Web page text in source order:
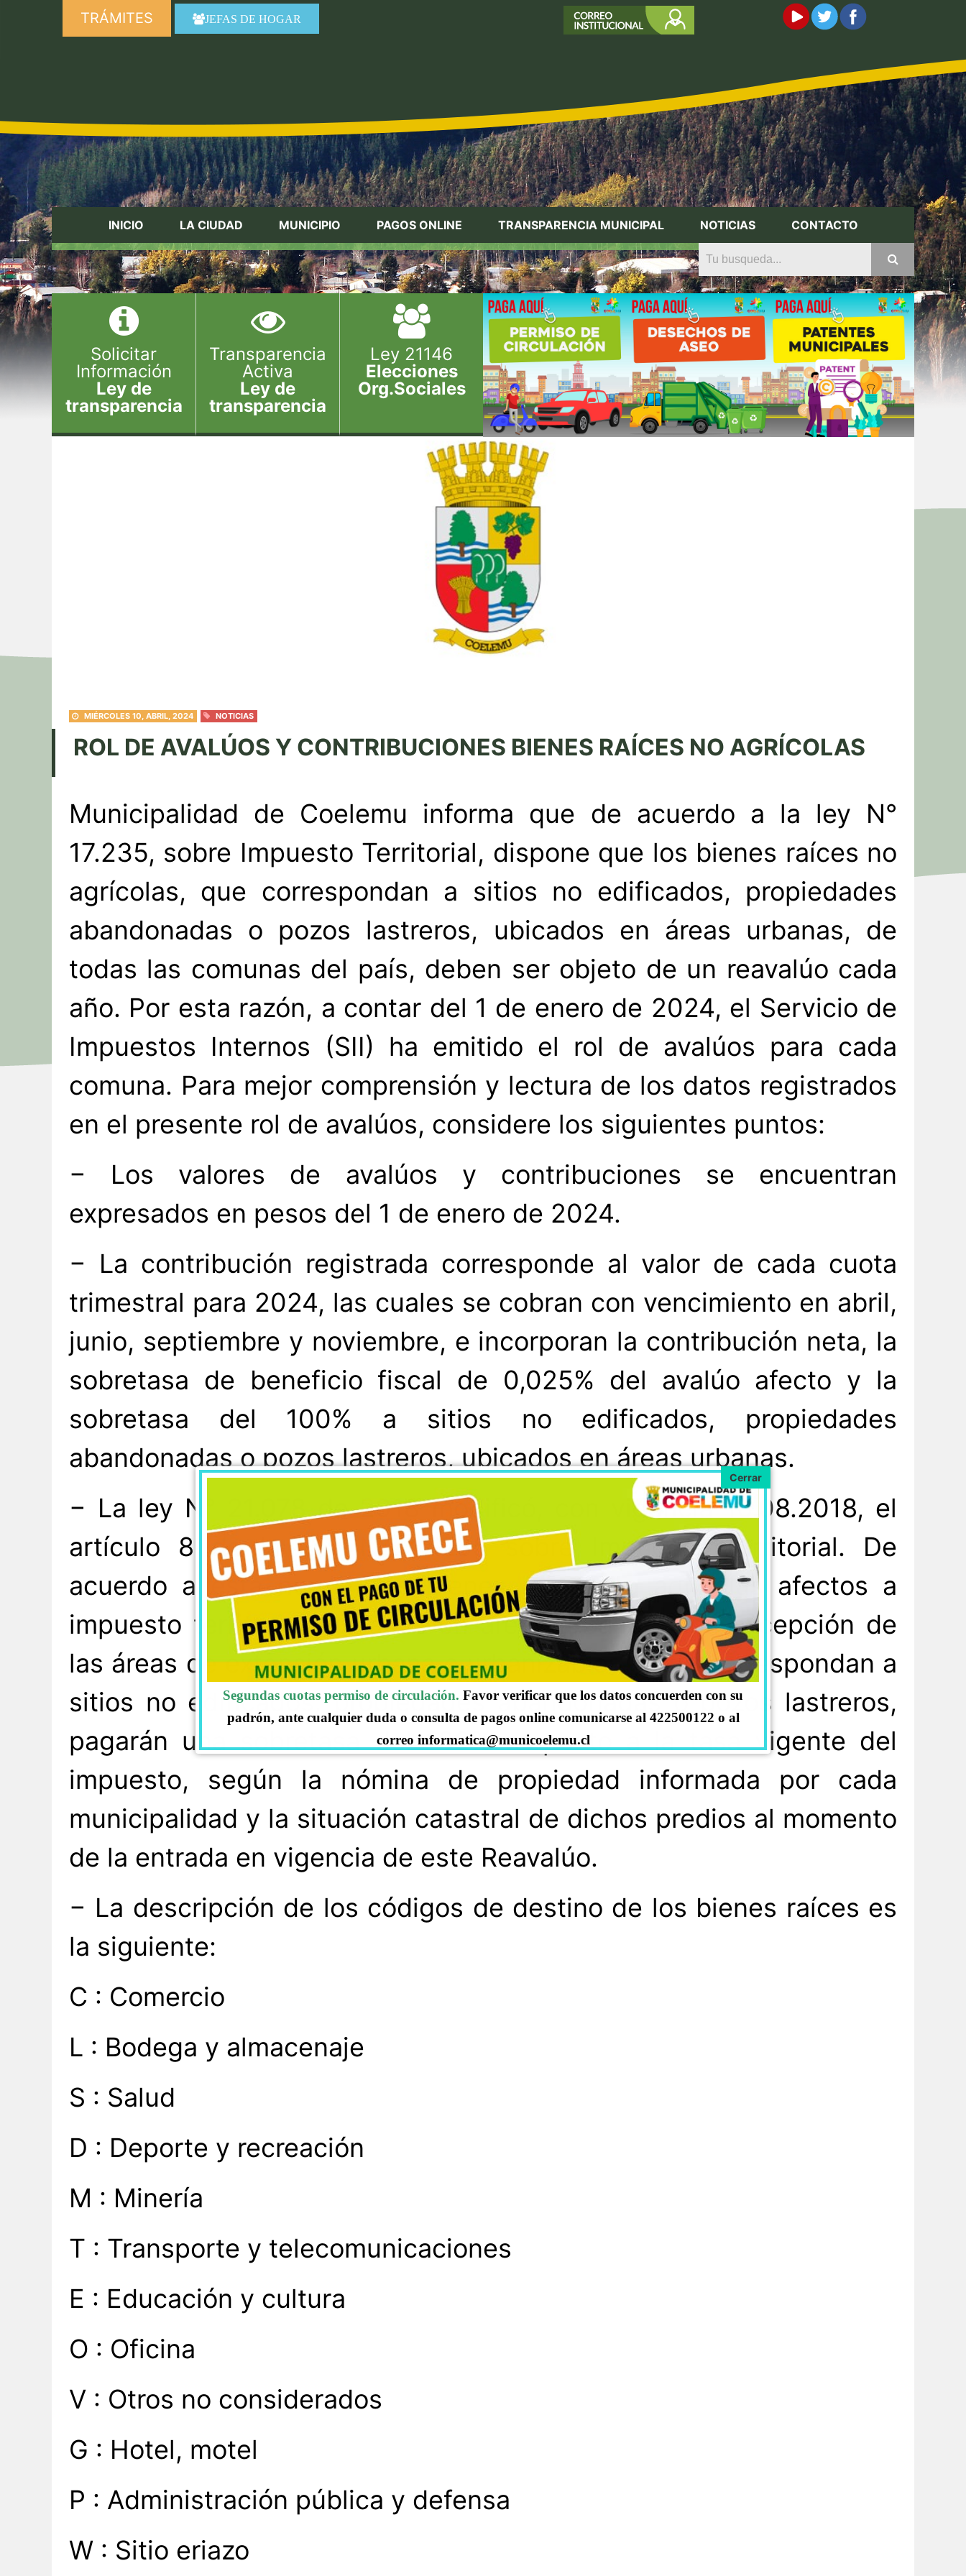
TRÁMITES JEFAS DE HOGAR
INICIO LA CIUDAD MUNICIPIO PAGOS ONLINE TRANSPARENCIA MUNICIPAL NOTICIAS CONTACTO
Solicitar
Información
Ley de
transparencia
Transparencia
Activa
Ley de
transparencia
Ley 21146
Elecciones
Org.Sociales
MIÉRCOLES 10, ABRIL, 2024 NOTICIAS
ROL DE AVALÚOS Y CONTRIBUCIONES BIENES RAÍCES NO AGRÍCOLAS
Municipalidad de Coelemu informa que de acuerdo a la ley N°
17.235, sobre Impuesto Territorial, dispone que los bienes raíces no
agrícolas, que correspondan a sitios no edificados, propiedades
abandonadas o pozos lastreros, ubicados en áreas urbanas, de
todas las comunas del país, deben ser objeto de un reavalúo cada
año. Por esta razón, a contar del 1 de enero de 2024, el Servicio de
Impuestos Internos (SII) ha emitido el rol de avalúos para cada
comuna. Para mejor comprensión y lectura de los datos registrados
en el presente rol de avalúos, considere los siguientes puntos:
− Los valores de avalúos y contribuciones se encuentran
expresados en pesos del 1 de enero de 2024.
− La contribución registrada corresponde al valor de cada cuota
trimestral para 2024, las cuales se cobran con vencimiento en abril,
junio, septiembre y noviembre, e incorporan la contribución neta, la
sobretasa de beneficio fiscal de 0,025% del avalúo afecto y la
sobretasa del 100% a sitios no edificados, propiedades
abandonadas o pozos lastreros, ubicados en áreas urbanas.
− La ley N° 21.078 de 2018 modificó, con vigencia 16.08.2018, el
artículo 8 de la Ley N° 17.235 sobre Impuesto Territorial. De
acuerdo a esta norma, los bienes raíces no agrícolas afectos a
impuesto territorial ubicados en áreas urbanas, con excepción de
las áreas de extensión urbana o urbanizables y que correspondan a
sitios no edificados, propiedades abandonadas o pozos lastreros,
pagarán una sobretasa del 100% respecto a la tasa vigente del
impuesto, según la nómina de propiedad informada por cada
municipalidad y la situación catastral de dichos predios al momento
de la entrada en vigencia de este Reavalúo.
− La descripción de los códigos de destino de los bienes raíces es
la siguiente:
C : Comercio
L : Bodega y almacenaje
S : Salud
D : Deporte y recreación
M : Minería
T : Transporte y telecomunicaciones
E : Educación y cultura
O : Oficina
V : Otros no considerados
G : Hotel, motel
P : Administración pública y defensa
W : Sitio eriazo
Segundas cuotas permiso de circulación. Favor verificar que los datos concuerden con su
padrón, ante cualquier duda o consulta de pagos online comunicarse al 422500122 o al
correo informatica@municoelemu.cl